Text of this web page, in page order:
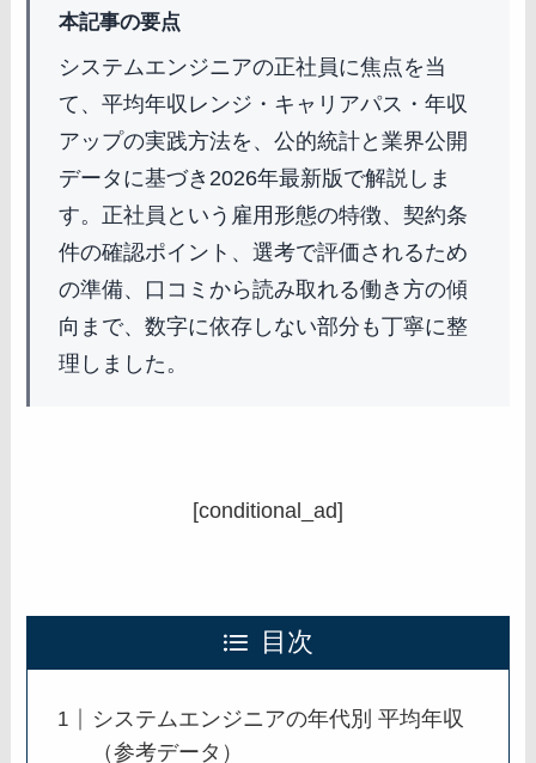
本記事の要点
システムエンジニアの正社員に焦点を当
て、平均年収レンジ・キャリアパス・年収
アップの実践方法を、公的統計と業界公開
データに基づき2026年最新版で解説しま
す。正社員という雇用形態の特徴、契約条
件の確認ポイント、選考で評価されるため
の準備、口コミから読み取れる働き方の傾
向まで、数字に依存しない部分も丁寧に整
理しました。
[conditional_ad]
目次
システムエンジニアの年代別 平均年収
（参考データ）